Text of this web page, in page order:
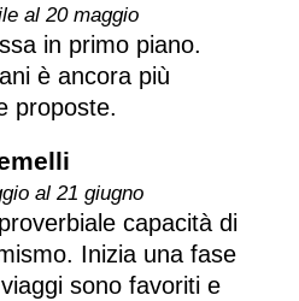
al 20 maggio
in primo piano.
è ancora più
proposte.
al 21 giugno
capacità di
Inizia una fase
sono favoriti e